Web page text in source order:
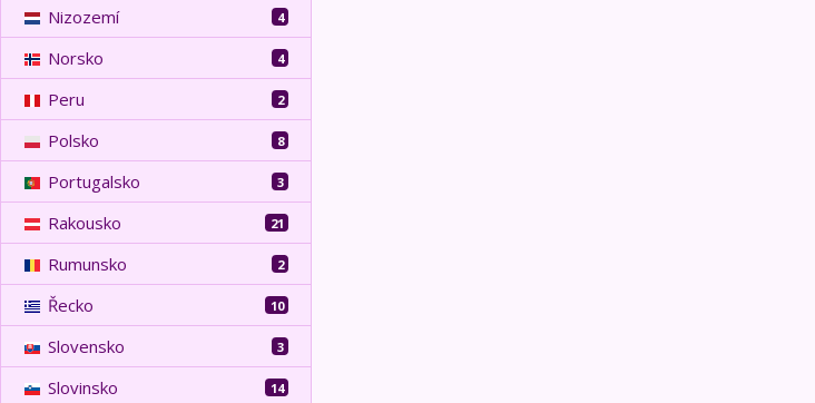
Nizozemí 4
Norsko 4
Peru 2
Polsko 8
Portugalsko 3
Rakousko 21
Rumunsko 2
Řecko 10
Slovensko 3
Slovinsko 14